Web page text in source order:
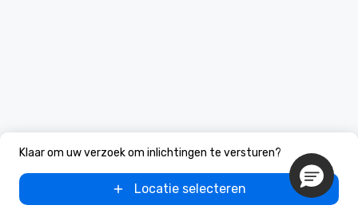
Klaar om uw verzoek om inlichtingen te versturen?
Locatie selecteren